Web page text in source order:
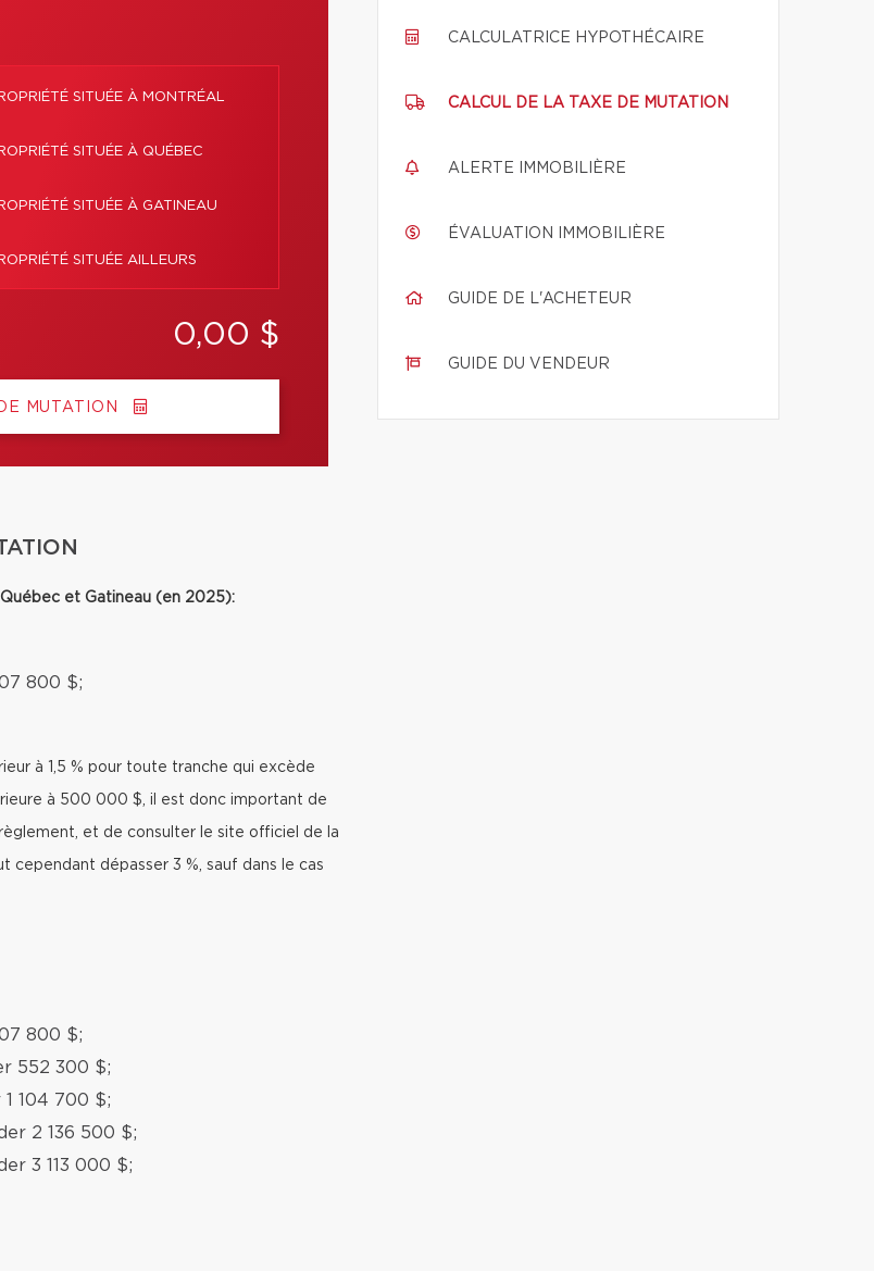
SITUÉE À MONTRÉAL
SITUÉE À QUÉBEC
SITUÉE À GATINEAU
SITUÉE AILLEURS
0,00 $
MUTATION
et Gatineau (en 2025):
800 $;
à 1,5 % pour toute tranche qui excède
à 500 000 $, il est donc important de
et de consulter le site officiel de la
cependant dépasser 3 %, sauf dans le cas
800 $;
552 300 $;
104 700 $;
2 136 500 $;
3 113 000 $;
CALCULATRICE HYPOTHÉCAIRE
CALCUL DE LA TAXE DE MUTATION
ALERTE IMMOBILIÈRE
ÉVALUATION IMMOBILIÈRE
GUIDE DE L'ACHETEUR
GUIDE DU VENDEUR